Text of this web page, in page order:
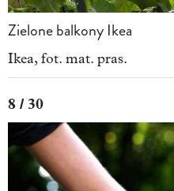
Zielone balkony Ikea
Ikea, fot. mat. pras.
8 / 30